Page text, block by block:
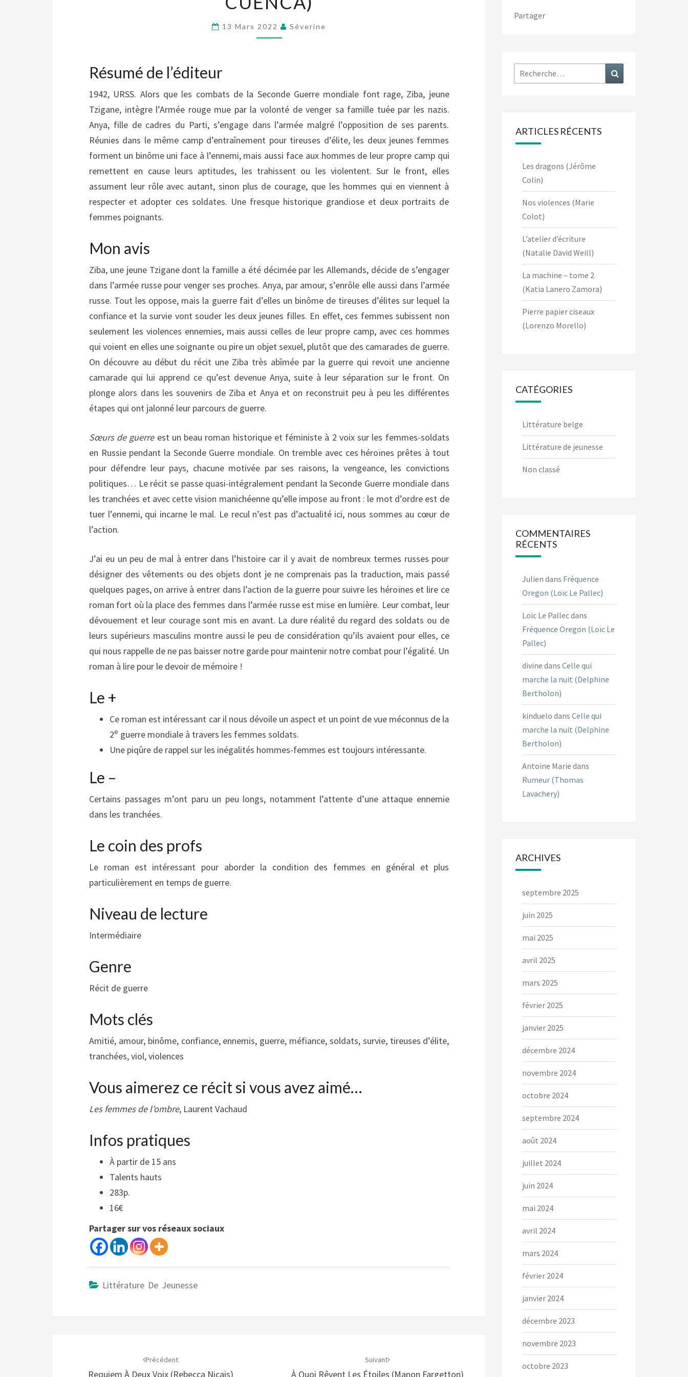
(CATHERINE
CUENCA)
13 Mars 2022 Séverine
Résumé de l’éditeur
1942, URSS. Alors que les combats de la Seconde Guerre mondiale font rage, Ziba, jeune
Tzigane, intègre l’Armée rouge mue par la volonté de venger sa famille tuée par les nazis.
Anya, fille de cadres du Parti, s’engage dans l’armée malgré l’opposition de ses parents.
Réunies dans le même camp d’entraînement pour tireuses d’élite, les deux jeunes femmes
forment un binôme uni face à l’ennemi, mais aussi face aux hommes de leur propre camp qui
remettent en cause leurs aptitudes, les trahissent ou les violentent. Sur le front, elles
assument leur rôle avec autant, sinon plus de courage, que les hommes qui en viennent à
respecter et adopter ces soldates. Une fresque historique grandiose et deux portraits de
femmes poignants.
Mon avis
Ziba, une jeune Tzigane dont la famille a été décimée par les Allemands, décide de s’engager
dans l’armée russe pour venger ses proches. Anya, par amour, s’enrôle elle aussi dans l’armée
russe. Tout les oppose, mais la guerre fait d’elles un binôme de tireuses d’élites sur lequel la
confiance et la survie vont souder les deux jeunes filles. En effet, ces femmes subissent non
seulement les violences ennemies, mais aussi celles de leur propre camp, avec ces hommes
qui voient en elles une soignante ou pire un objet sexuel, plutôt que des camarades de guerre.
On découvre au début du récit une Ziba très abîmée par la guerre qui revoit une ancienne
camarade qui lui apprend ce qu’est devenue Anya, suite à leur séparation sur le front. On
plonge alors dans les souvenirs de Ziba et Anya et on reconstruit peu à peu les différentes
étapes qui ont jalonné leur parcours de guerre.
Sœurs de guerreest un beau roman historique et féministe à 2 voix sur les femmes-soldats
en Russie pendant la Seconde Guerre mondiale. On tremble avec ces héroïnes prêtes à tout
pour défendre leur pays, chacune motivée par ses raisons, la vengeance, les convictions
politiques… Le récit se passe quasi-intégralement pendant la Seconde Guerre mondiale dans
les tranchées et avec cette vision manichéenne qu’elle impose au front : le mot d’ordre est de
tuer l’ennemi, qui incarne le mal. Le recul n’est pas d’actualité ici, nous sommes au cœur de
l’action.
J’ai eu un peu de mal à entrer dans l’histoire car il y avait de nombreux termes russes pour
désigner des vêtements ou des objets dont je ne comprenais pas la traduction, mais passé
quelques pages, on arrive à entrer dans l’action de la guerre pour suivre les héroïnes et lire ce
roman fort où la place des femmes dans l’armée russe est mise en lumière. Leur combat, leur
dévouement et leur courage sont mis en avant. La dure réalité du regard des soldats ou de
leurs supérieurs masculins montre aussi le peu de considération qu’ils avaient pour elles, ce
qui nous rappelle de ne pas baisser notre garde pour maintenir notre combat pour l’égalité. Un
roman à lire pour le devoir de mémoire !
Le +
Ce roman est intéressant car il nous dévoile un aspect et un point de vue méconnus de la
2e guerre mondiale à travers les femmes soldats.
Une piqûre de rappel sur les inégalités hommes-femmes est toujours intéressante.
Le –
Certains passages m’ont paru un peu longs, notamment l’attente d’une attaque ennemie
dans les tranchées.
Le coin des profs
Le roman est intéressant pour aborder la condition des femmes en général et plus
particulièrement en temps de guerre.
Niveau de lecture
Intermédiaire
Genre
Récit de guerre
Mots clés
Amitié, amour, binôme, confiance, ennemis, guerre, méfiance, soldats, survie, tireuses d’élite,
tranchées, viol, violences
Vous aimerez ce récit si vous avez aimé…
Les femmes de l’ombre, Laurent Vachaud
Infos pratiques
À partir de 15 ans
Talents hauts
283p.
16€
Partager sur vos réseaux sociaux
Littérature De Jeunesse
Précédent
Requiem À Deux Voix (Rebecca Nicais)
Suivant
À Quoi Rêvent Les Étoiles (Manon Fargetton)
Partager
Rechercher :
ARTICLES RÉCENTS
Les dragons (Jérôme
Colin)
Nos violences (Marie
Colot)
L’atelier d’écriture
(Natalie David Weill)
La machine – tome 2
(Katia Lanero Zamora)
Pierre papier ciseaux
(Lorenzo Morello)
CATÉGORIES
Littérature belge
Littérature de jeunesse
Non classé
COMMENTAIRES
RÉCENTS
Julien dans Fréquence
Oregon (Loïc Le Pallec)
Loïc Le Pallecdans
Fréquence Oregon (Loïc Le
Pallec)
divine dans Celle qui
marche la nuit (Delphine
Bertholon)
kinduelo dans Celle qui
marche la nuit (Delphine
Bertholon)
Antoine Marie dans
Rumeur (Thomas
Lavachery)
ARCHIVES
septembre 2025
juin 2025
mai 2025
avril 2025
mars 2025
février 2025
janvier 2025
décembre 2024
novembre 2024
octobre 2024
septembre 2024
août 2024
juillet 2024
juin 2024
mai 2024
avril 2024
mars 2024
février 2024
janvier 2024
décembre 2023
novembre 2023
octobre 2023